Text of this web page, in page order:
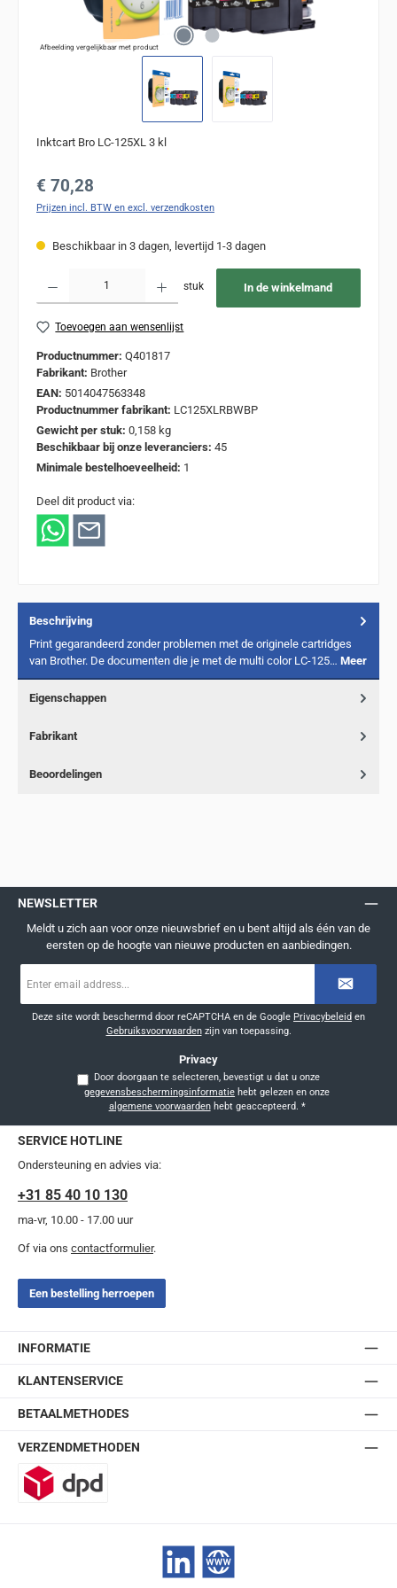
Afbeelding vergelijkbaar met product
Inktcart Bro LC-125XL 3 kl
Normale prijs:
€ 70,28
Prijzen incl. BTW en excl. verzendkosten
Beschikbaar in 3 dagen, levertijd 1-3 dagen
stuk In de winkelmand
Toevoegen aan wensenlijst
Productnummer: Q401817
Fabrikant: Brother
EAN: 5014047563348
Productnummer fabrikant: LC125XLRBWBP
Gewicht per stuk: 0,158 kg
Beschikbaar bij onze leveranciers: 45
Minimale bestelhoeveelheid: 1
Deel dit product via:
Beschrijving
Print gegarandeerd zonder problemen met de originele cartridges
van Brother. De documenten die je met de multi color LC-125… Meer
Eigenschappen
Fabrikant
Beoordelingen
NEWSLETTER
Meldt u zich aan voor onze nieuwsbrief en u bent altijd als één van de
eersten op de hoogte van nieuwe producten en aanbiedingen.
mailadres
Deze site wordt beschermd door reCAPTCHA en de Google Privacybeleid en
Gebruiksvoorwaardenzijn van toepassing.
Privacy
Door doorgaan te selecteren, bevestigt u dat u onze
gegevensbeschermingsinformatie
algemene voorwaardenhebt geaccepteerd. *
SERVICE HOTLINE
Ondersteuning en advies via:
+31 85 40 10 130
ma-vr, 10.00 - 17.00 uur
Of via ons contactformulier.
Een bestelling herroepen
INFORMATIE
KLANTENSERVICE
BETAALMETHODES
VERZENDMETHODEN
LinkedIn Website